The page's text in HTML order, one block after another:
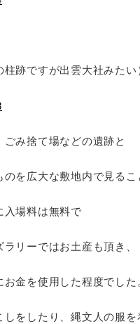
柱跡ですが出雲大社みたい
ごみ捨て場などの遺跡と
のを広大な敷地内で見る
入場料は無料で
リーではお土産も頂き、
お金を使用した程度でした
しをしたり、縄文人の服を